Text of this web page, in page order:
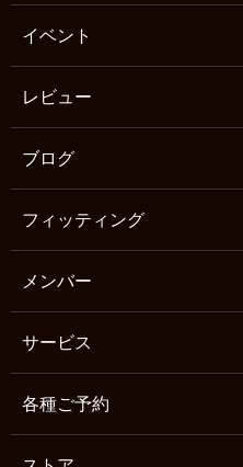
イベント
レビュー
ブログ
フィッティング
メンバー
サービス
各種ご予約